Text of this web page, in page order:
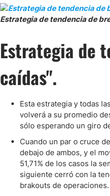
Estrategia de tendencia de
Estrategia de
caídas".
Esta estrategia y todas
volverá a su promedio
sólo esperando un giro
Cuando un par o cruce
debajo de ambos, y el
51,71% de los casos la
siguiente cerró con la
brakouts de operaciones.